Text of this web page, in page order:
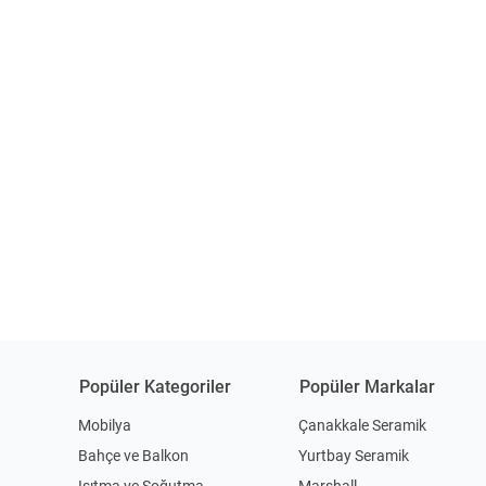
Popüler Kategoriler
Mobilya
Bahçe ve Balkon
Popüler Markalar
Çanakkale Seramik
Yurtbay Seramik